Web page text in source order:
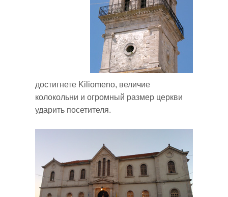
достигнете Kiliomeno, величие
колокольни и огромный размер церкви
ударить посетителя.